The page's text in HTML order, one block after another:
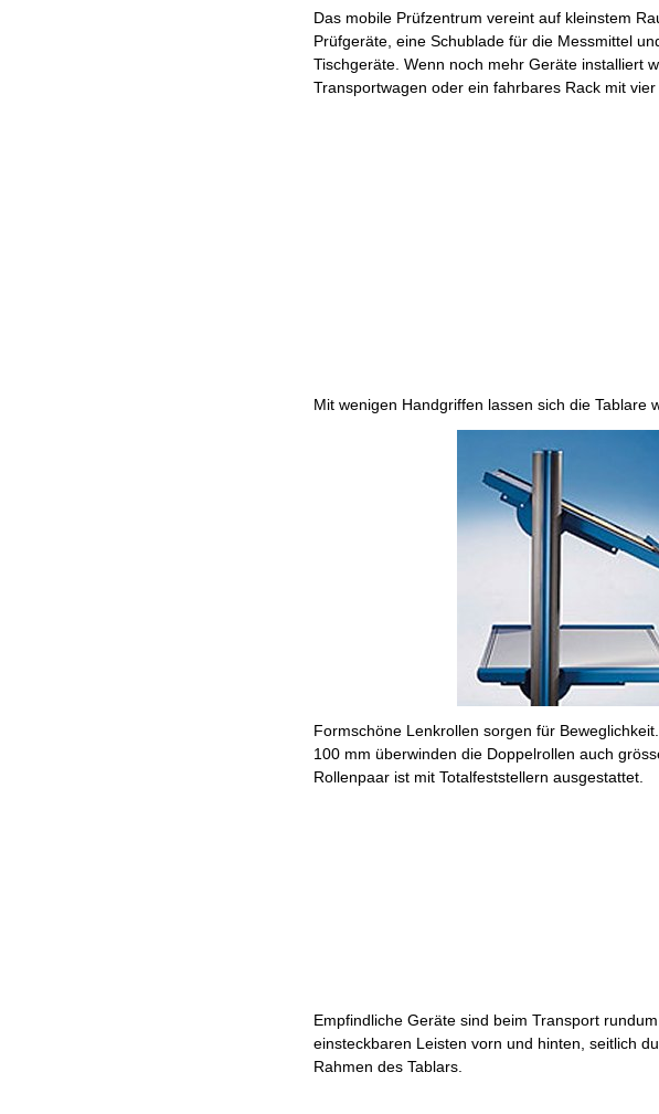
Das mobile Prüfzentrum vereint auf kleinstem
Prüfgeräte, eine Schublade für die Messmittel
Tischgeräte. Wenn noch mehr Geräte installiert
Transportwagen oder ein fahrbares Rack mit
Mit wenigen Handgriffen lassen sich die Tablare
Formschöne Lenkrollen sorgen für
100 mm überwinden die Doppelrollen auch
Rollenpaar ist mit Totalfeststellern ausgestattet.
Empfindliche Geräte sind beim Transport
einsteckbaren Leisten vorn und hinten, seitlich
Rahmen des Tablars.